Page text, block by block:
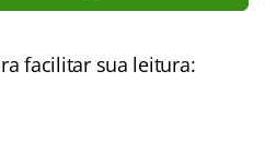
facilitar sua leitura: